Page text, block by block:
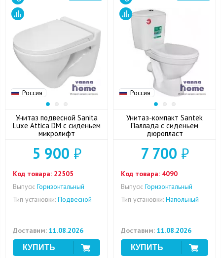
Россия
Унитаз подвесной Sanita
Luxe Attica DM с сиденьем
микролифт
5 900 ₽
Код товара: 22505
Выпуск: Горизонтальный
Тип установки: Подвесной
Доставим: 11.08.2026
Россия
Унитаз-компакт Santek
Паллада с сиденьем
дюропласт
7 700 ₽
Код товара: 4090
Выпуск: Горизонтальный
Тип установки: Напольный
Доставим: 11.08.2026